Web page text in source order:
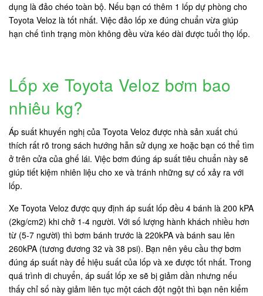
dụng là đảo chéo toàn bộ. Nếu bạn có thêm 1 lốp dự phòng cho
Toyota Veloz là tốt nhất. Việc đảo lốp xe đúng chuẩn vừa giúp
hạn chế tình trạng mòn không đều vừa kéo dài được tuổi thọ lốp.
Lốp xe Toyota Veloz bơm bao
nhiêu kg?
Áp suất khuyến nghị của Toyota Veloz được nhà sản xuất chú
thích rất rõ trong sách hướng hẫn sử dụng xe hoặc bạn có thể tìm
ở trên cửa của ghế lái. Việc bơm đúng áp suất tiêu chuẩn này sẽ
giúp tiết kiệm nhiên liệu cho xe và tránh những sự cố xảy ra với
lốp.
Xe Toyota Veloz được quy định áp suất lốp đều 4 bánh là 200 kPA
(2kg/cm2) khi chở 1-4 người. Với số lượng hành khách nhiều hơn
từ (5-7 người) thì bơm bánh trước là 220kPA và bánh sau lên
260kPA (tương đương 32 và 38 psi). Bạn nên yêu cầu thợ bơm
đúng áp suất này để hiệu suất của lốp và xe được tốt nhất. Trong
quá trình di chuyển, áp suất lốp xe sẽ bị giảm dần nhưng nếu
thấy chỉ số này giảm liên tục một cách đột ngột thì bạn nên kiểm